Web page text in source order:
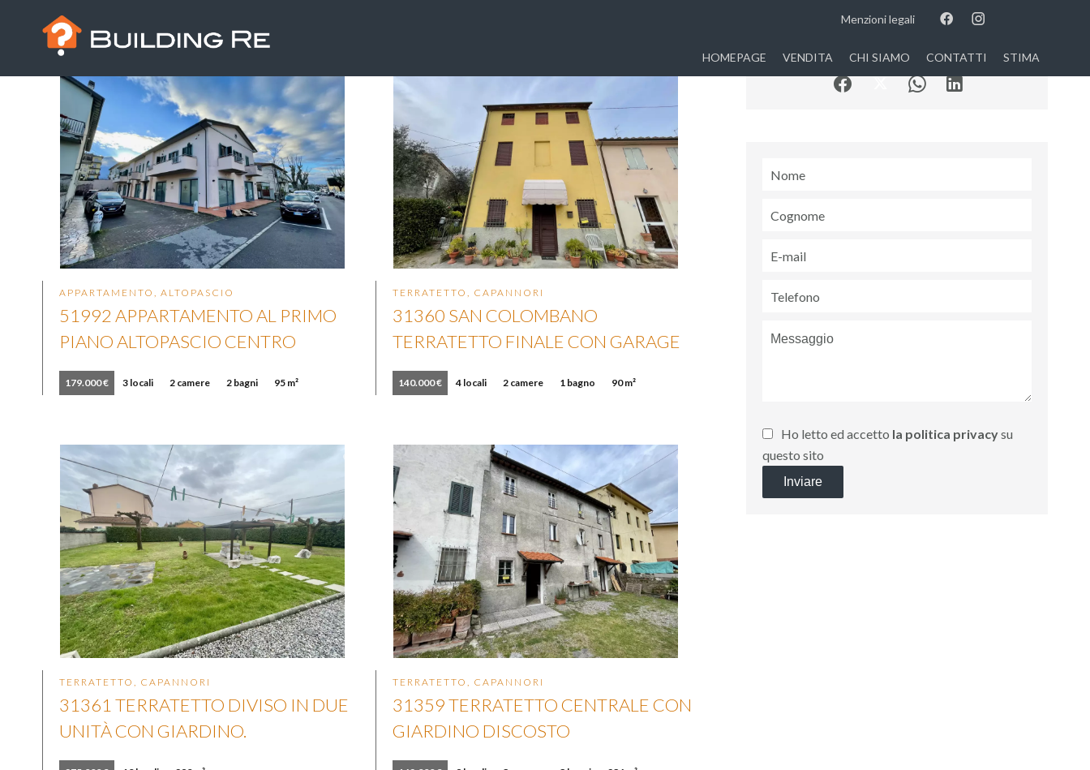
Menzioni legali
HOMEPAGE VENDITA CHI SIAMO CONTATTI STIMA
APPARTAMENTO, ALTOPASCIO
51992 APPARTAMENTO AL PRIMO
PIANO ALTOPASCIO CENTRO
179.000 € 3 locali 2 camere 2 bagni 95 m²
TERRATETTO, CAPANNORI
31360 SAN COLOMBANO
TERRATETTO FINALE CON GARAGE
140.000 € 4 locali 2 camere 1 bagno 90 m²
TERRATETTO, CAPANNORI
31361 TERRATETTO DIVISO IN DUE
UNITÀ CON GIARDINO.
TERRATETTO, CAPANNORI
31359 TERRATETTO CENTRALE CON
GIARDINO DISCOSTO
Ho letto ed accetto la politica privacysu
questo sito
Inviare